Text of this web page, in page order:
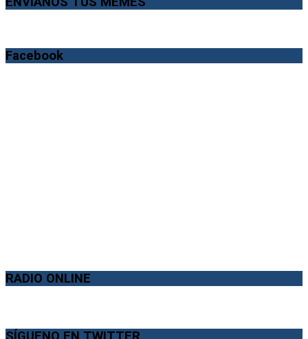
Facebook
RADIO ONLINE